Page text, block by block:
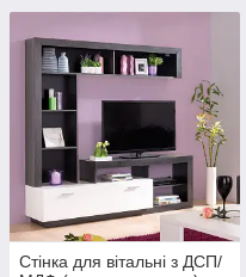
Стінка для вітальні з ДСП/